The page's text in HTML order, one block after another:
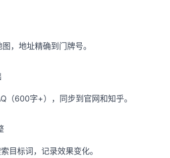
，地址精确到门牌号。
（600字+），同步到官网和知乎。
目标词，记录效果变化。